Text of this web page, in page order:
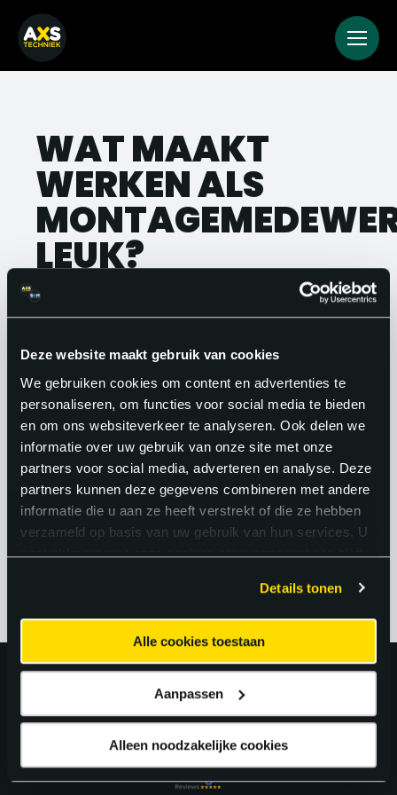
Deze website maakt gebruik van cookies
We gebruiken cookies om content en advertenties te
personaliseren, om functies voor social media te bieden
en om ons websiteverkeer te analyseren. Ook delen we
informatie over uw gebruik van onze site met onze
partners voor social media, adverteren en analyse. Deze
partners kunnen deze gegevens combineren met andere
informatie die u aan ze heeft verstrekt of die ze hebben
verzameld op basis van uw gebruik van hun services. U
gaat akkoord met onze cookies als u onze website blijft
Details tonen
Alle cookies toestaan
Aanpassen
Alleen noodzakelijke cookies
WAT MAAKT
WERKEN ALS
LEUK?
Elke opdracht is anders. Je werkt op
projecten en met verschillende teams.
Geen dag is hetzelfde.
Bovendien zie je de directe impact van je
werk: jij hebt dat onderdeel gemonteerd,
jij hebt dat systeem in gebruik gesteld.
Dat gevoel van trots en vakmanschap
maakt het werk bijzonder waardevol.
Uitstekend!
uit 5 van163Google Reviews.